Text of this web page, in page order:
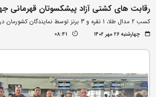
رقابت های کشتی آزاد پیشکسوتان قهرمانی
کسب 2 مدال طلا، 1 نقره و 3 برنز توسط نمایندگان کشورمان در گروه های B و E
چهارشنبه ۲۶ مهر ۱۴۰۲ 08:41